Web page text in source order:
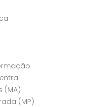
(MA)
(MP)